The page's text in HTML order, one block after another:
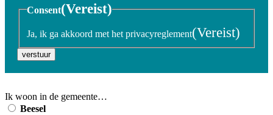
Consent(Vereist)
Ja, ik ga akkoord met het privacyreglement(Vereist)
verstuur
Ik woon in de gemeente…
Beesel